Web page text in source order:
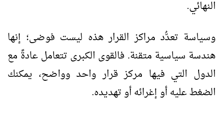
النهائي.
وسياسة تعدُّد مراكز القرار هذه ليست فوضى؛ إنها
هندسة سياسية متقنة. فالقوى الكبرى تتعامل عادةً مع
الدول التي فيها مركز قرار واحد وواضح، يمكنك
الضغط عليه أو إغرائه أو تهديده.